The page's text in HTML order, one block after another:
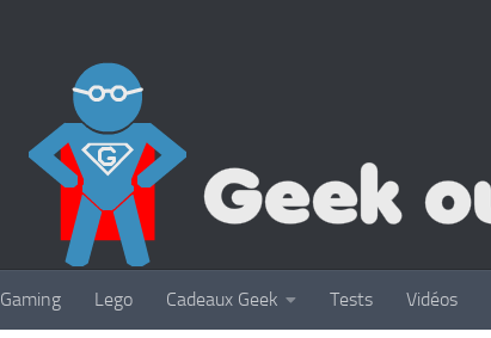
Gaming Lego Cadeaux Geek Tests Vidéos